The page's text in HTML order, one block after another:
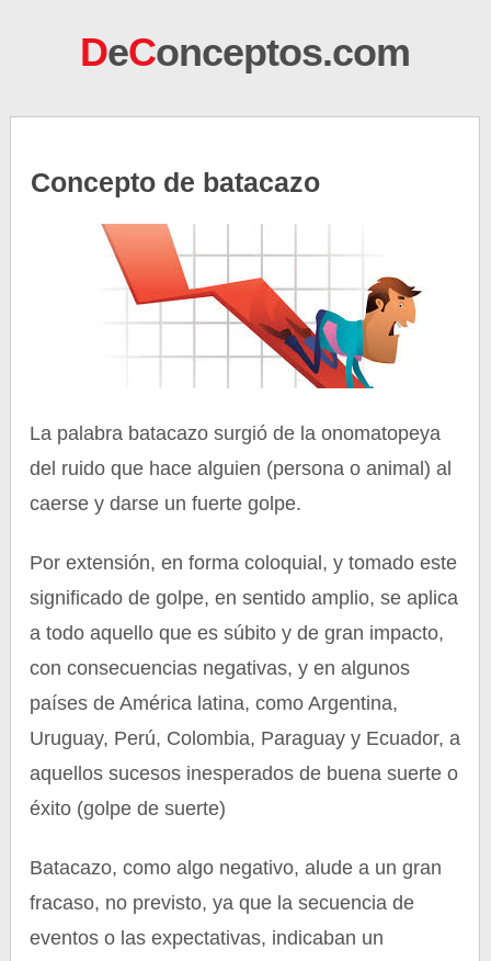
DeConceptos.com
Concepto de batacazo
La palabra batacazo surgió de la onomatopeya
del ruido que hace alguien (persona o animal) al
caerse y darse un fuerte golpe.
Por extensión, en forma coloquial, y tomado este
significado de golpe, en sentido amplio, se aplica
a todo aquello que es súbito y de gran impacto,
con consecuencias negativas, y en algunos
países de América latina, como Argentina,
Uruguay, Perú, Colombia, Paraguay y Ecuador, a
aquellos sucesos inesperados de buena suerte o
éxito (golpe de suerte)
Batacazo, como algo negativo, alude a un gran
fracaso, no previsto, ya que la secuencia de
eventos o las expectativas, indicaban un